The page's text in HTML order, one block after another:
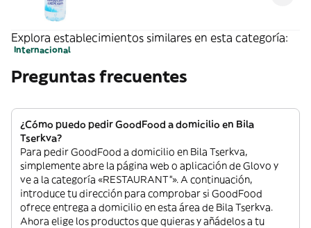
Explora establecimientos similares en esta categoría:
Internacional
Preguntas frecuentes
¿Cómo puedo pedir GoodFood a domicilio en Bila
Tserkva?
Para pedir GoodFood a domicilio en Bila Tserkva,
simplemente abre la página web o aplicación de Glovo y
ve a la categoría «RESTAURANT”». A continuación,
introduce tu dirección para comprobar si GoodFood
ofrece entrega a domicilio en esta área de Bila Tserkva.
Ahora elige los productos que quieras y añádelos a tu